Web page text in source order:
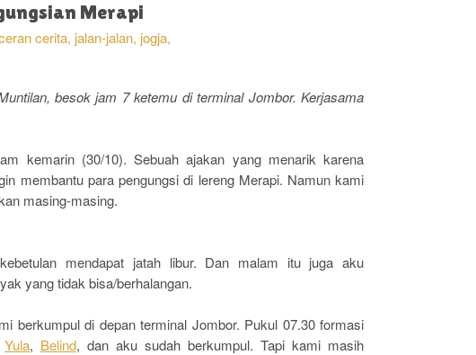
Merapi
cerita, jalan-jalan, jogja,
besok jam 7 ketemu di terminal Jombor. Kerjasama
kemarin (30/10). Sebuah ajakan yang menarik karena
membantu para pengungsi di lereng Merapi. Namun kami
masing-masing.
mendapat jatah libur. Dan malam itu juga aku
yang tidak bisa/berhalangan.
berkumpul di depan terminal Jombor. Pukul 07.30 formasi
Yula, Belind, dan aku sudah berkumpul. Tapi kami masih